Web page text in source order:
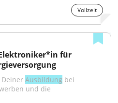
Vollzeit
für
Ausbildung bei
und die